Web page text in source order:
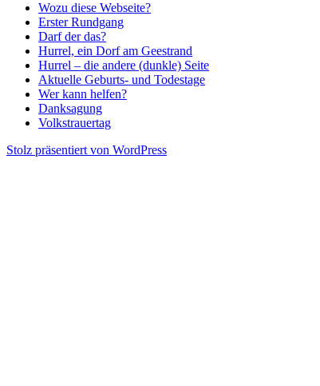
Wozu diese Webseite?
Erster Rundgang
Darf der das?
Hurrel, ein Dorf am Geestrand
Hurrel – die andere (dunkle) Seite
Aktuelle Geburts- und Todestage
Wer kann helfen?
Danksagung
Volkstrauertag
Stolz präsentiert von WordPress